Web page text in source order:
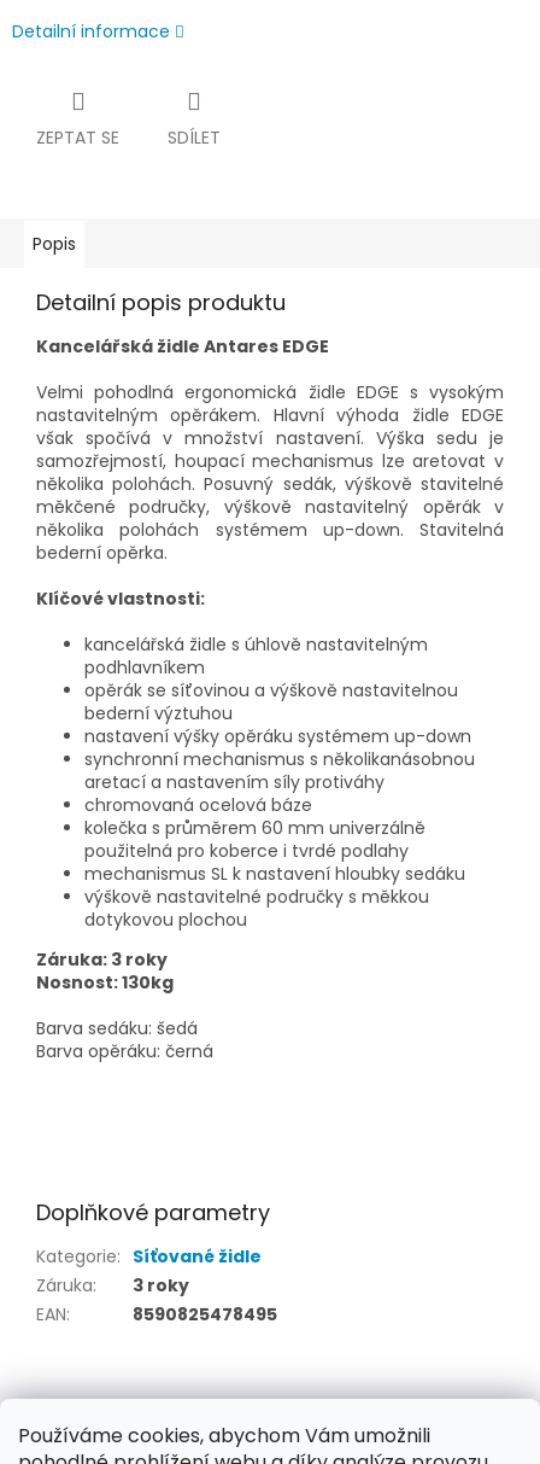
Používáme cookies, abychom Vám umožnili
Detailní informace
ZEPTAT SE SDÍLET
Popis
Detailní popis produktu
Kancelářská židle Antares EDGE
Velmi pohodlná ergonomická židle EDGE s vysokým
nastavitelným opěrákem. Hlavní výhoda židle EDGE
však spočívá v množství nastavení. Výška sedu je
samozřejmostí, houpací mechanismus lze aretovat v
několika polohách. Posuvný sedák, výškově stavitelné
měkčené područky, výškově nastavitelný opěrák v
několika polohách systémem up-down. Stavitelná
bederní opěrka.
Klíčové vlastnosti:
kancelářská židle s úhlově nastavitelným
podhlavníkem
opěrák se síťovinou a výškově nastavitelnou
bederní výztuhou
nastavení výšky opěráku systémem up-down
synchronní mechanismus s několikanásobnou
aretací a nastavením síly protiváhy
chromovaná ocelová báze
kolečka s průměrem 60 mm univerzálně
použitelná pro koberce i tvrdé podlahy
mechanismus SL k nastavení hloubky sedáku
výškově nastavitelné područky s měkkou
dotykovou plochou
Záruka: 3 roky
Nosnost: 130kg
Barva sedáku: šedá
Barva opěráku: černá
Doplňkové parametry
Kategorie: Síťované židle
Záruka:
3 roky
EAN: 8590825478495
Z
á
/ Ochrana osobních údajů / Reklamace